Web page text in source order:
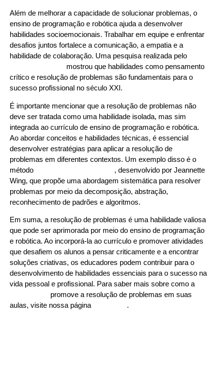
Além de melhorar a capacidade de solucionar problemas, o
ensino de programação e robótica ajuda a desenvolver
habilidades socioemocionais. Trabalhar em equipe e enfrentar
desafios juntos fortalece a comunicação, a empatia e a
habilidade de colaboração. Uma pesquisa realizada pelo
mostrou que habilidades como pensamento
crítico e resolução de problemas são fundamentais para o
sucesso profissional no século XXI.
É importante mencionar que a resolução de problemas não
deve ser tratada como uma habilidade isolada, mas sim
integrada ao currículo de ensino de programação e robótica.
Ao abordar conceitos e habilidades técnicas, é essencial
desenvolver estratégias para aplicar a resolução de
problemas em diferentes contextos. Um exemplo disso é o
método
, desenvolvido por Jeannette
Wing, que propõe uma abordagem sistemática para resolver
problemas por meio da decomposição, abstração,
reconhecimento de padrões e algoritmos.
Em suma, a resolução de problemas é uma habilidade valiosa
que pode ser aprimorada por meio do ensino de programação
e robótica. Ao incorporá-la ao currículo e promover atividades
que desafiem os alunos a pensar criticamente e a encontrar
soluções criativas, os educadores podem contribuir para o
desenvolvimento de habilidades essenciais para o sucesso na
vida pessoal e profissional. Para saber mais sobre como a
promove a resolução de problemas em suas
aulas, visite nossa página
.